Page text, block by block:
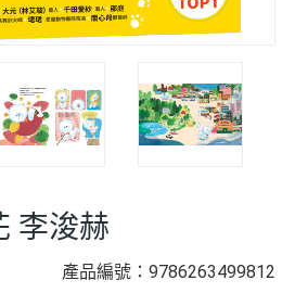
李浚赫
產品編號：9786263499812